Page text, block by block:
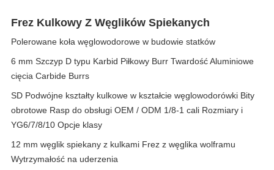
Frez Kulkowy Z Węglików Spiekanych
Polerowane koła węglowodorowe w budowie statków
6 mm Szczyp D typu Karbid Piłkowy Burr Twardość Aluminiowe
cięcia Carbide Burrs
SD Podwójne kształty kulkowe w kształcie węglowodorówki Bity
obrotowe Rasp do obsługi OEM / ODM 1/8-1 cali Rozmiary i
YG6/7/8/10 Opcje klasy
12 mm węglik spiekany z kulkami Frez z węglika wolframu
Wytrzymałość na uderzenia